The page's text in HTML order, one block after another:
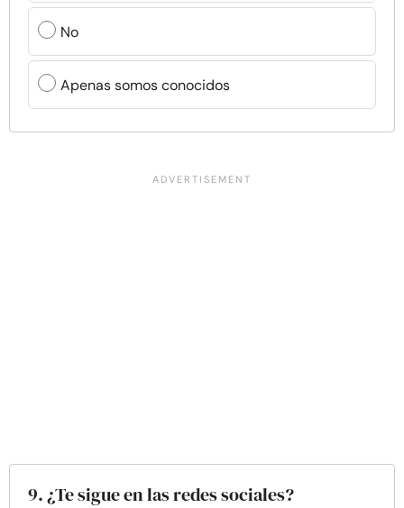
No
Apenas somos conocidos
9. ¿Te sigue en las redes sociales?